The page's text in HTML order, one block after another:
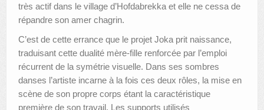
très actif dans le village d’Hofdabrekka et elle ne cessa de
répandre son amer chagrin.
C’est de cette errance que le projet Joka prit naissance,
traduisant cette dualité mère-fille renforcée par l’emploi
récurrent de la symétrie visuelle. Dans ses sombres
danses l’artiste incarne à la fois ces deux rôles, la mise en
scène de son propre corps étant la caractéristique
première de son travail. Les supports utilisés